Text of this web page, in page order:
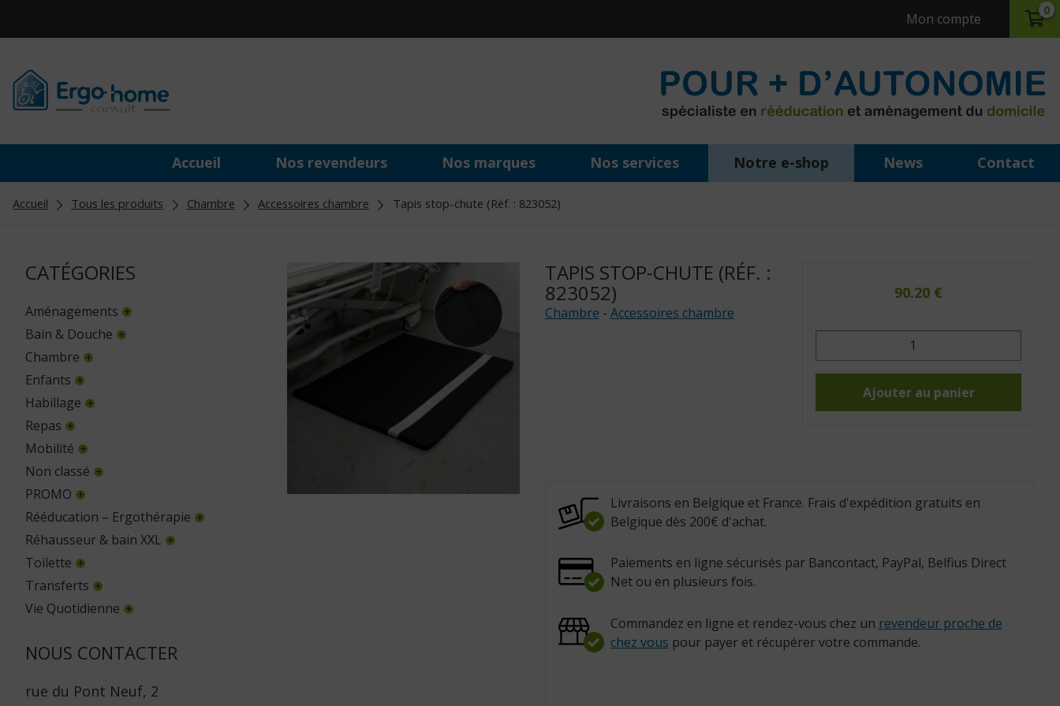
Mon compte
0
Accueil Nos revendeurs Nos marques Nos services Notre e-shop News Contact
Accueil Tous les produits Chambre Accessoires chambre Tapis stop-chute (Réf. : 823052)
CATÉGORIES
Aménagements
Bain & Douche
Chambre
Enfants
Habillage
Repas
Mobilité
Non classé
PROMO
Rééducation – Ergothérapie
Réhausseur & bain XXL
Toilette
Transferts
Vie Quotidienne
NOUS CONTACTER
rue du Pont Neuf, 2
TAPIS STOP-CHUTE (RÉF. :
823052)
Chambre - Accessoires chambre
90.20 €
quantité
chute
823052)
Ajouter au panier
Livraisons en Belgique et France. Frais d'expédition gratuits en
Belgique dès 200€ d'achat.
Paiements en ligne sécurisés par Bancontact, PayPal, Belfius Direct
Net ou en plusieurs fois.
Commandez en ligne et rendez-vous chez un revendeur proche de
chez vous pour payer et récupérer votre commande.